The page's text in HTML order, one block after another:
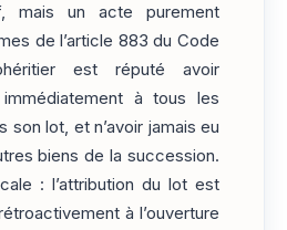
mais un acte purement
de l’article 883 du Code
est réputé avoir
à tous les
son lot, et n’avoir jamais eu
biens de la succession.
: l’attribution du lot est
à l’ouverture